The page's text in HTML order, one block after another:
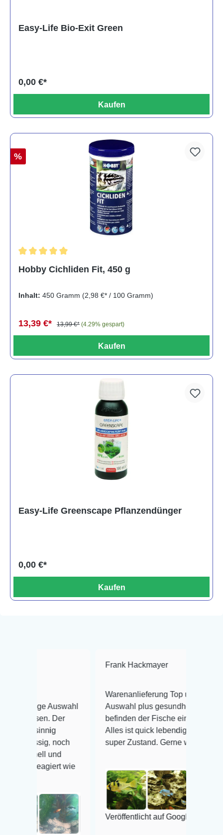
Easy-Life Bio-Exit Green
0,00 €*
Kaufen
%
Hobby Cichliden Fit, 450 g
Inhalt: 450 Gramm (2,98 €* / 100 Gramm)
13,39 €* 13,99 €* (4.29% gespart)
Kaufen
Easy-Life Greenscape Pflanzendünger
0,00 €*
Kaufen
Auswahl
noch
reagiert wie
Frank Hackmayer ★★★★
Warenanlieferung Top und die
Auswahl plus gesundheitliches
befinden der Fische einwandfrei.
Alles ist quick lebendig und im
super Zustand. Gerne wieder 😃
Veröffentlicht auf Google